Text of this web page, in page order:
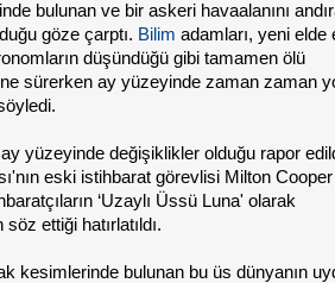
bulunan ve bir askeri havaalanını
göze çarptı. Bilim adamları, yeni elde
düşündüğü gibi tamamen ölü
sürerken ay yüzeyinde zaman zaman
yüzeyinde değişiklikler olduğu rapor
eski istihbarat görevlisi Milton
‘Uzaylı Üssü Luna' olarak
söz ettiği hatırlatıldı.
kesimlerinde bulunan bu üs dünyanın